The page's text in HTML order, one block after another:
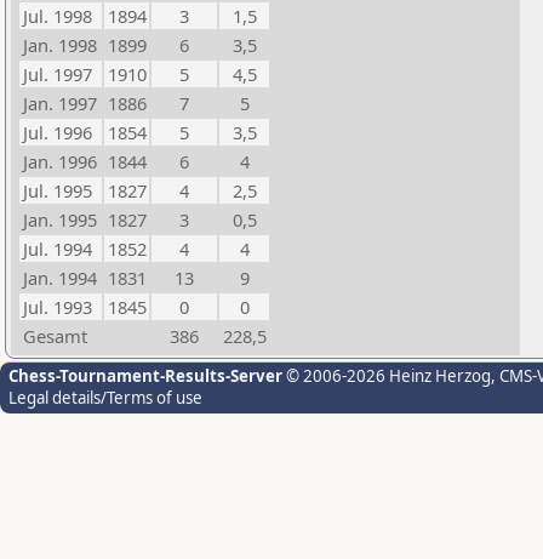
Jul. 1998
1894 3
1,5
Jan. 1998 1899 6
3,5
Jul. 1997
1910 5
4,5
Jan. 1997 1886 7
5
Jul. 1996
1854 5
3,5
Jan. 1996 1844 6
4
Jul. 1995
1827 4
2,5
Jan. 1995 1827 3
0,5
Jul. 1994
1852 4
4
Jan. 1994 1831 13
9
Jul. 1993
1845 0
0
Gesamt
386 228,5
Chess-Tournament-Results-Server© 2006-2026 Heinz Herzog,
Legal details/Terms of use